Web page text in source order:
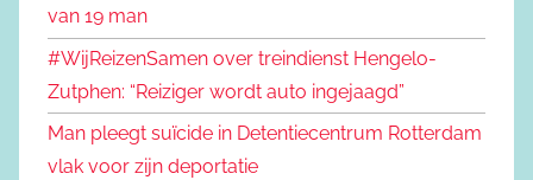
van 19 man
#WijReizenSamen over treindienst Hengelo-
Zutphen: “Reiziger wordt auto ingejaagd”
Man pleegt suïcide in Detentiecentrum Rotterdam
vlak voor zijn deportatie